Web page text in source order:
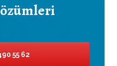
55 62